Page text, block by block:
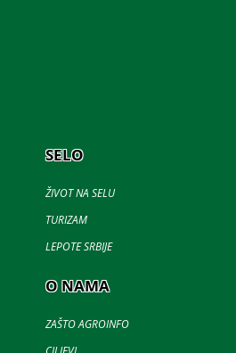
SELO
ŽIVOT NA SELU
TURIZAM
LEPOTE SRBIJE
O NAMA
ZAŠTO AGROINFO